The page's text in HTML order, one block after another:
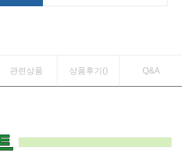
관련상품 상품후기() Q&A